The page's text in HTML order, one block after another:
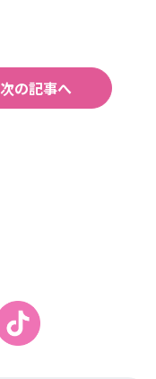
次の記事へ